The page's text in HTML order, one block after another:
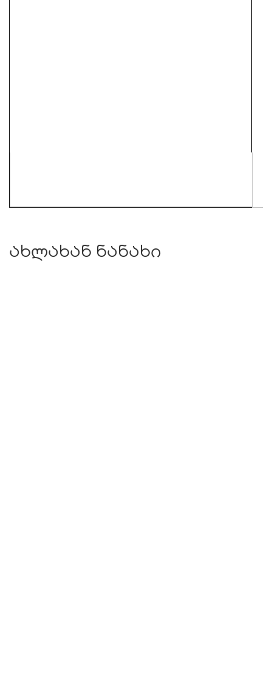
ახლახან ნანახი